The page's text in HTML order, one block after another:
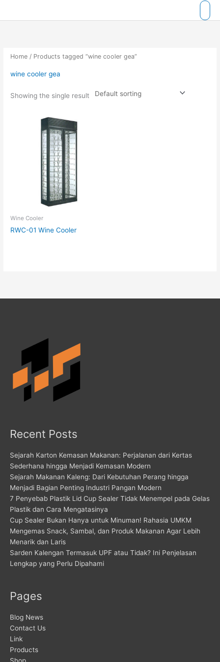
Home / Products tagged “wine cooler gea”
wine cooler gea
Showing the single result
Wine Cooler
RWC-01 Wine Cooler
Recent Posts
Sejarah Karton Kemasan Makanan: Perjalanan dari Kertas
Sederhana hingga Menjadi Kemasan Modern
Sejarah Makanan Kaleng: Dari Kebutuhan Perang hingga
Menjadi Bagian Penting Industri Pangan Modern
7 Penyebab Plastik Lid Cup Sealer Tidak Menempel pada Gelas
Plastik dan Cara Mengatasinya
Cup Sealer Bukan Hanya untuk Minuman! Rahasia UMKM
Mengemas Snack, Sambal, dan Produk Makanan Agar Lebih
Menarik dan Laris
Sarden Kalengan Termasuk UPF atau Tidak? Ini Penjelasan
Lengkap yang Perlu Dipahami
Pages
Blog News
Contact Us
Link
Products
Shop